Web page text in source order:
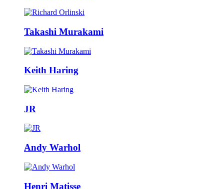
Takashi Murakami
Keith Haring
JR
Andy Warhol
Henri Matisse